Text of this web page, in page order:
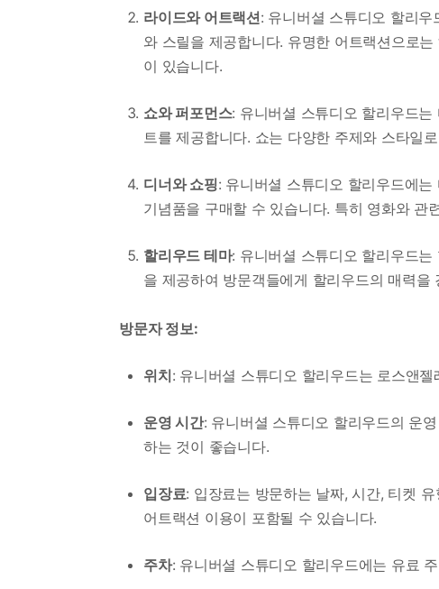
라이드와 어트랙션: 유니버셜 스튜디오 할리
와 스릴을 제공합니다. 유명한 어트랙션으로
이 있습니다.
쇼와 퍼포먼스: 유니버셜 스튜디오 할리우드
트를 제공합니다. 쇼는 다양한 주제와 스타일
디너와 쇼핑: 유니버셜 스튜디오 할리우드에
기념품을 구매할 수 있습니다. 특히 영화와 관
할리우드 테마: 유니버셜 스튜디오 할리우드
을 제공하여 방문객들에게 할리우드의 매력을
방문자 정보:
위치: 유니버셜 스튜디오 할리우드는 로스앤
운영 시간: 유니버셜 스튜디오 할리우드의 운
하는 것이 좋습니다.
입장료: 입장료는 방문하는 날짜, 시간, 티켓
어트랙션 이용이 포함될 수 있습니다.
주차: 유니버셜 스튜디오 할리우드에는 유료